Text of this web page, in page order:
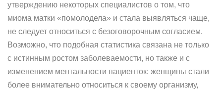
утверждению некоторых специалистов о том, что
миома матки «помолодела» и стала выявляться чаще,
не следует относиться с безоговорочным согласием.
Возможно, что подобная статистика связана не только
с истинным ростом заболеваемости, но также и с
изменением ментальности пациенток: женщины стали
более внимательно относиться к своему организму,